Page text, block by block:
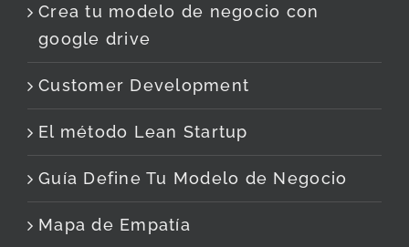
Crea tu modelo de negocio con
google drive
Customer Development
El método Lean Startup
Guía Define Tu Modelo de Negocio
Mapa de Empatía